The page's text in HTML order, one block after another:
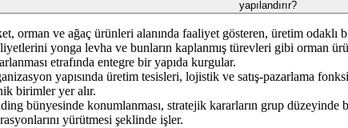
yapılandırır?
orman ve ağaç ürünleri alanında faaliyet gösteren, üretim odaklı
yonga levha ve bunların kaplanmış türevleri gibi orman
etrafında entegre bir yapıda kurgular.
yapısında üretim tesisleri, lojistik ve satış-pazarlama
birimler yer alır.
bünyesinde konumlanması, stratejik kararların grup düzeyinde
yürütmesi şeklinde işler.